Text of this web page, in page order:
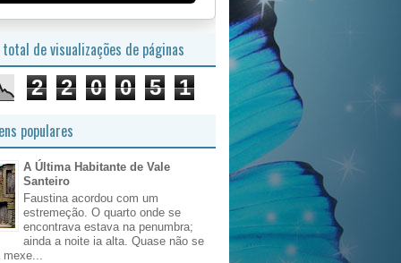
de visualizações de páginas
2 2 0 0 5 1
populares
A Última Habitante de Vale
Santeiro
Faustina acordou com um
estremeção. O quarto onde se
encontrava estava na penumbra;
ainda a noite ia alta. Quase não se